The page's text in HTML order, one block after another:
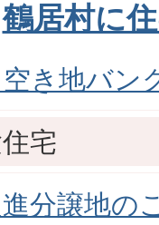
鶴居村に
き地バン
宅
分譲地の